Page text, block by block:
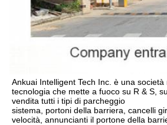
Ankuai Intelligent Tech Inc. è una
tecnologia che mette a fuoco su R & S,
vendita tutti i tipi di parcheggio
sistema, portoni della barriera, cancelli
velocità, annuncianti il portone della